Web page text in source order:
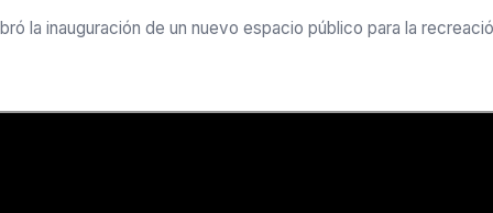
la inauguración de un nuevo espacio público para la